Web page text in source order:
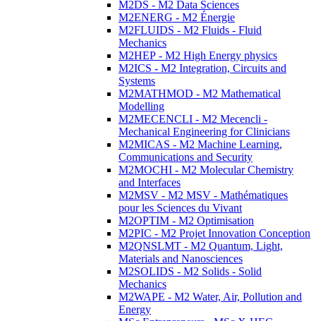
M2DS - M2 Data Sciences
M2ENERG - M2 Énergie
M2FLUIDS - M2 Fluids - Fluid
Mechanics
M2HEP - M2 High Energy physics
M2ICS - M2 Integration, Circuits and
Systems
M2MATHMOD - M2 Mathematical
Modelling
M2MECENCLI - M2 Mecencli -
Mechanical Engineering for Clinicians
M2MICAS - M2 Machine Learning,
Communications and Security
M2MOCHI - M2 Molecular Chemistry
and Interfaces
M2MSV - M2 MSV - Mathématiques
pour les Sciences du Vivant
M2OPTIM - M2 Optimisation
M2PIC - M2 Projet Innovation Conception
M2QNSLMT - M2 Quantum, Light,
Materials and Nanosciences
M2SOLIDS - M2 Solids - Solid
Mechanics
M2WAPE - M2 Water, Air, Pollution and
Energy